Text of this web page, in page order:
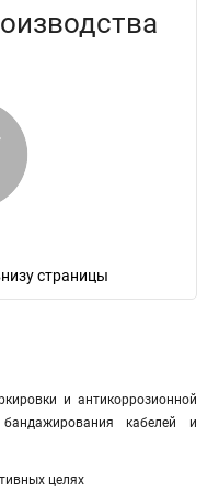
страницы
и антикоррозионной
кабелей и
целях